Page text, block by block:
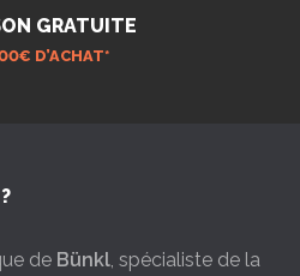
GRATUITE
D’ACHAT*
de Bünkl , spécialiste de la